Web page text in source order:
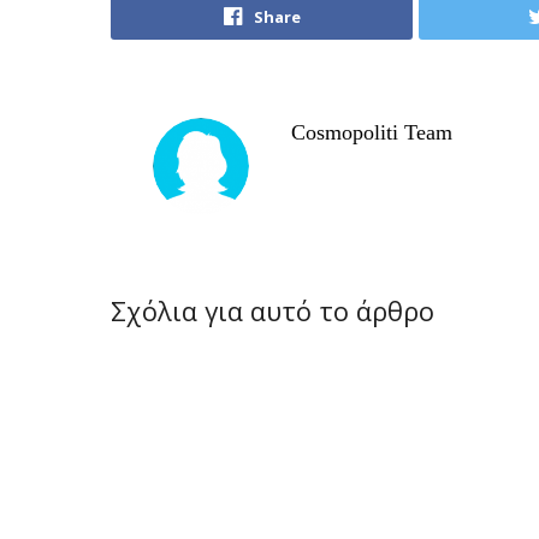
Share
Cosmopoliti Team
Σχόλια για αυτό το άρθρο